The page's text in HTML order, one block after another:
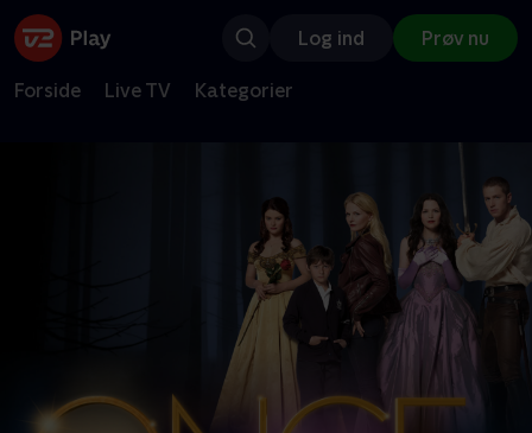
Log ind Prøv nu
Forside Live TV Kategorier